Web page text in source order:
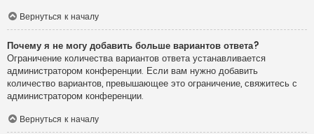
Вернуться к началу
Почему я не могу добавить больше вариантов ответа?
Ограничение количества вариантов ответа устанавливается
администратором конференции. Если вам нужно добавить
количество вариантов, превышающее это ограничение, свяжитесь с
администратором конференции.
Вернуться к началу